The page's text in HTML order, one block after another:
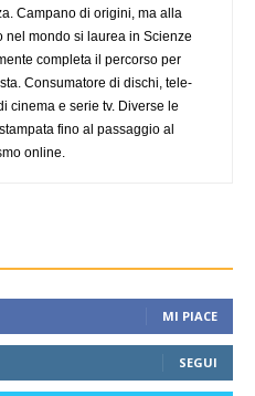
Campano di origini, ma alla
nel mondo si laurea in Scienze
completa il percorso per
Consumatore di dischi, tele-
cinema e serie tv. Diverse le
fino al passaggio al
online.
MI PIACE
SEGUI